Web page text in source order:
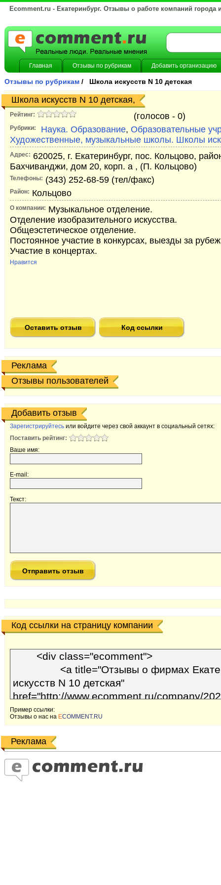
Ecomment.ru - Екатеринбург. Отзывы о работе компаний города
Главная Отзывы по рубрикам Добавить организацию
Отзывы по рубрикам / Школа искусств N 10 детская
Школа искусств N 10 детская,
Рейтинг: (голосов - 0)
Рубрики: Наука. Образование, Образовательные
Художественные, музыкальные школы. Школы
Адрес: 620025, г. Екатеринбург, пос. Кольцово,
Бахчиванджи, дом 20, корп. а , (П. Кольцово)
Телефоны: (343) 252-68-59 (тел/факс)
Район: Кольцово
О компании: Музыкальное отделение.
Отделение изобразительного искусства.
Общеэстетическое отделение.
Постоянное участие в конкурсах, выезды за
Участие в концертах.
Нравится
Оставить отзыв Код ссылки
Реклама
Отзывы пользователей
Добавить отзыв
Зарегистрируйтесь или войдите через свой аккаунт в социальный сетях:
Поставить рейтинг:
Ваше имя:
E-mail:
Текст:
Код ссылки на страницу компании
Пример ссылки:
Отзывы o наc на ECOMMENT.RU
Реклама